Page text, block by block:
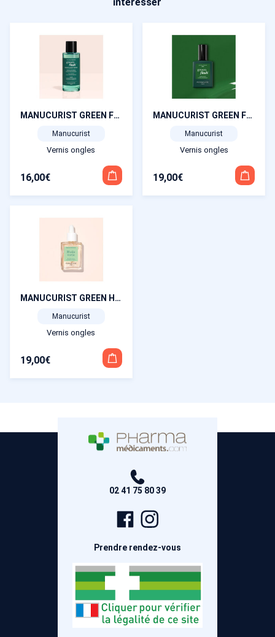
intéresser
MANUCURIST GREEN FLASH DISSOLVANT DOUX 100ML
Manucurist
Vernis ongles
16,00€
MANUCURIST GREEN FLASH JADE 15ML
Manucurist
Vernis ongles
19,00€
MANUCURIST GREEN HUILE VERTE 15 ML
Manucurist
Vernis ongles
19,00€
02 41 75 80 39
Page
Facebook
Prendre rendez-vous